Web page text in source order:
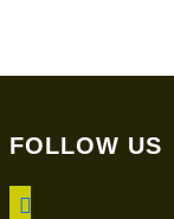
FOLLOW US
facebook